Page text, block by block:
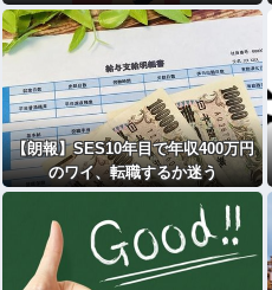
wwwwwwwwwwwwwwwww
【朗報】SES10年目で年収400万円
のワイ、転職するか迷う